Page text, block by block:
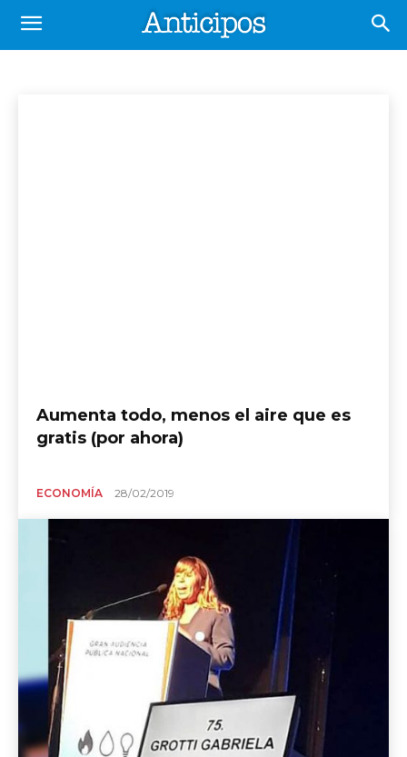
ECONOMÍA
Aumenta todo, menos el aire que es
gratis (por ahora)
ECONOMÍA 28/02/2019